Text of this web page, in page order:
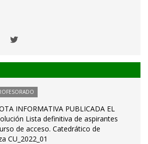
INFORMATIVA PUBLICADA EL
Lista definitiva de aspirantes
de acceso. Catedrático de
CU_2022_01